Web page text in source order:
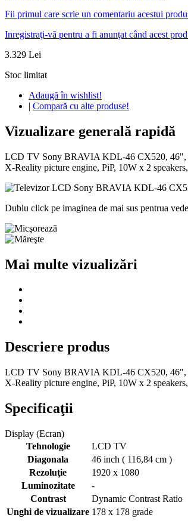
Fii primul care scrie un comentariu acestui
Inregistraţi-vă pentru a fi anunţat când acest
3.329 Lei
Stoc limitat
Adaugă în wishlist!
| Compară cu alte produse!
Vizualizare generală rapidă
LCD TV Sony BRAVIA KDL-46 CX520, 46",
X-Reality picture engine, PiP, 10W x 2
Dublu click pe imaginea de mai sus pentrua
Mai multe vizualizări
Descriere produs
LCD TV Sony BRAVIA KDL-46 CX520, 46",
X-Reality picture engine, PiP, 10W x 2
Specificaţii
Display (Ecran)
Tehnologie
LCD TV
Diagonala
46 inch ( 116,84 cm )
Rezoluţie
1920 x 1080
Luminozitate
-
Contrast
Dynamic Contrast Ratio
Unghi de vizualizare 178 x 178 grade